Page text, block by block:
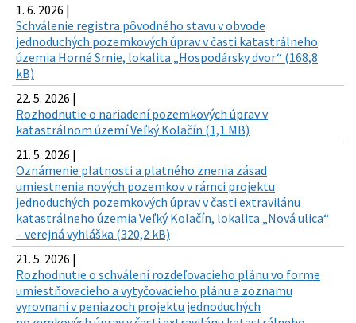
1. 6. 2026 |
Schválenie registra pôvodného stavu v obvode
jednoduchých pozemkových úprav v časti katastrálneho
územia Horné Srnie, lokalita „Hospodársky dvor“ (168,8
kB)
22. 5. 2026 |
Rozhodnutie o nariadení pozemkových úprav v
katastrálnom území Veľký Kolačín (1,1 MB)
21. 5. 2026 |
Oznámenie platnosti a platného znenia zásad
umiestnenia nových pozemkov v rámci projektu
jednoduchých pozemkových úprav v časti extravilánu
katastrálneho územia Veľký Kolačín, lokalita „Nová ulica“
– verejná vyhláška (320,2 kB)
21. 5. 2026 |
Rozhodnutie o schválení rozdeľovacieho plánu vo forme
umiestňovacieho a vytyčovacieho plánu a zoznamu
vyrovnaní v peniazoch projektu jednoduchých